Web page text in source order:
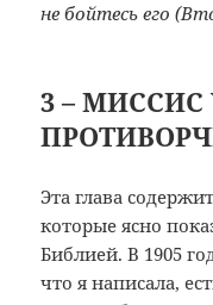
не бойтесь его
3 – МИССИС
Эта глава
которые ясно
Библией. В 1905
что я написала,